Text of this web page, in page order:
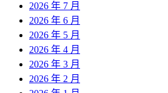
2026 年 7 月
2026 年 6 月
2026 年 5 月
2026 年 4 月
2026 年 3 月
2026 年 2 月